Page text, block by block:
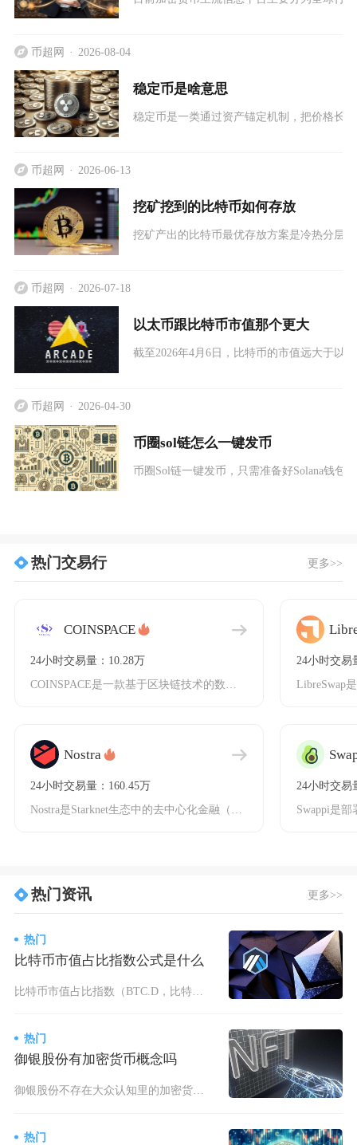
币超网 2026-08-04
稳定币是啥意思
稳定币是一类通过资产锚定机制，把价格长
币超网 2026-06-13
挖矿挖到的比特币如何存放
挖矿产出的比特币最优存放方案是冷热分层
币超网 2026-07-18
以太币跟比特币市值那个更大
截至2026年4月6日，比特币的市值远大于以
币超网 2026-04-30
币圈sol链怎么一键发币
币圈Sol链一键发币，只需准备好Solana钱包
热门交易行 更多>>
COINSPACE
24小时交易量：10.28万
COINSPACE是一款基于区块链技术的数字货币钱包，支持多种主流数字货币，如比特币、以太
Nostra
24小时交易量：160.45万
24小时交易
24小时交易
热门资讯 更多>>
热门
比特币市值占比指数公式是什么
比特币市值占比指数（BTC.D，比特币主导度）标准计算公式：比特币市值占比=（比特币流通市
热门
御银股份有加密货币概念吗
御银股份不存在大众认知里的加密货币概念，公司仅布局数字人民币相关硬件技术，不参与比特币、以
热门